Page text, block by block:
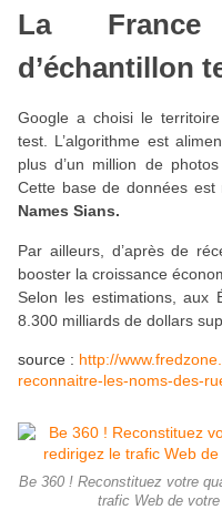
La
d’échantillon
Google a choisi le territoire
test. L’algorithme est
plus d’un million de
Cette base de données est
Names Sians.
Par ailleurs, d’après de
booster la croissance
Selon les estimations, aux
8.300 milliards de dollars
source : http://
reconnaitre-les-noms-des-
Be 360 ! Reconstituez votre
trafic Web de